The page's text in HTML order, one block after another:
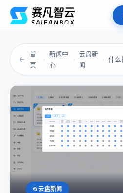
←
首
页
›
新闻中
心
›
云盘新
闻
›
云盘新闻